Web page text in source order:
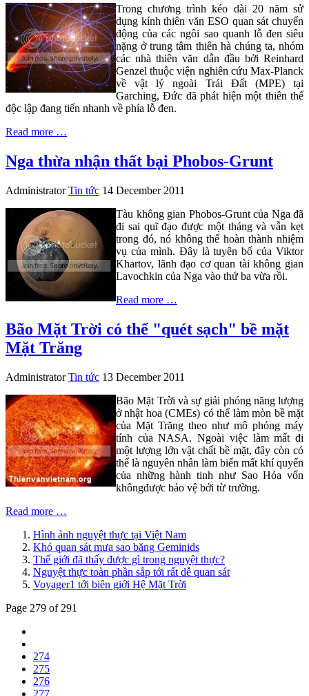
Trong chương trình kéo dài 20 năm sử
dụng kính thiên văn ESO quan sát chuyển
động của các ngôi sao quanh lỗ đen siêu
nặng ở trung tâm thiên hà chúng ta, nhóm
các nhà thiên văn dẫn đầu bởi Reinhard
Genzel thuộc viện nghiên cứu Max-Planck
về vật lý ngoài Trái Đất (MPE) tại
Garching, Đức đã phát hiện một thiên thể
độc lập đang tiến nhanh về phía lỗ đen.
Read more …
Nga thừa nhận thất bại Phobos-Grunt
Administrator Tin tức 14 December 2011
Tàu không gian Phobos-Grunt của Nga đã
đi sai quĩ đạo được một tháng và vẫn kẹt
trong đó, nó không thể hoàn thành nhiệm
vụ của mình. Đây là tuyên bố của Viktor
Khartov, lãnh đạo cơ quan tài không gian
Lavochkin của Nga vào thứ ba vừa rồi.
Read more …
Bão Mặt Trời có thể "quét sạch" bề mặt
Mặt Trăng
Administrator Tin tức 13 December 2011
Bão Mặt Trời và sự giải phóng năng lượng
ở nhật hoa (CMEs) có thể làm mòn bề mặt
của Mặt Trăng theo như mô phỏng máy
tính của NASA. Ngoài việc làm mất đi
một lượng lớn vật chất bề mặt, đây còn có
thể là nguyên nhân làm biến mất khí quyển
của những hành tinh như Sao Hỏa vốn
khôngđược bảo vệ bởi từ trường.
Read more …
Hình ảnh nguyệt thực tại Việt Nam
Khó quan sát mưa sao băng Geminids
Thế giới đã thấy được gì trong nguyệt thực?
Nguyệt thực toàn phần sắp tới rất dễ quan sát
Voyager1 tới biên giới Hệ Mặt Trời
Page 279 of 291
274
275
276
277